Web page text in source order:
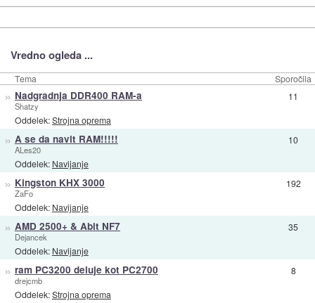
Vredno ogleda ...
Tema Sporočila
» Nadgradnja DDR400 RAM-a
Shatzy
Oddelek:Strojna oprema
11
» A se da navit RAM!!!!!
ALes20
Oddelek: Navijanje
10
» Kingston KHX 3000
ZaFo
Oddelek: Navijanje
192
» AMD 2500+ & Abit NF7
Dejancek
Oddelek: Navijanje
35
» ram PC3200 deluje kot PC2700
drejcmb
Oddelek:Strojna oprema
8